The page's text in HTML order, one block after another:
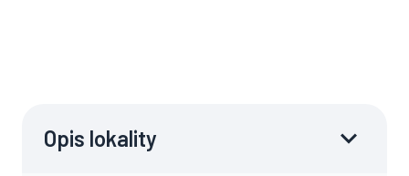
Opis lokality